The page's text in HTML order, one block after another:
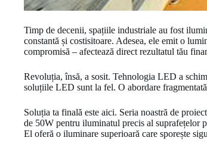
Timp de decenii, spațiile industriale au fost
constantă și costisitoare. Adesea, ele emit o
compromisă – afectează direct rezultatul tău
Revoluția, însă, a sosit. Tehnologia LED a
soluțiile LED sunt la fel. O abordare
Soluția ta finală este aici. Seria noastră de
de 50W pentru iluminatul precis al suprafețelor
El oferă o iluminare superioară care sporește